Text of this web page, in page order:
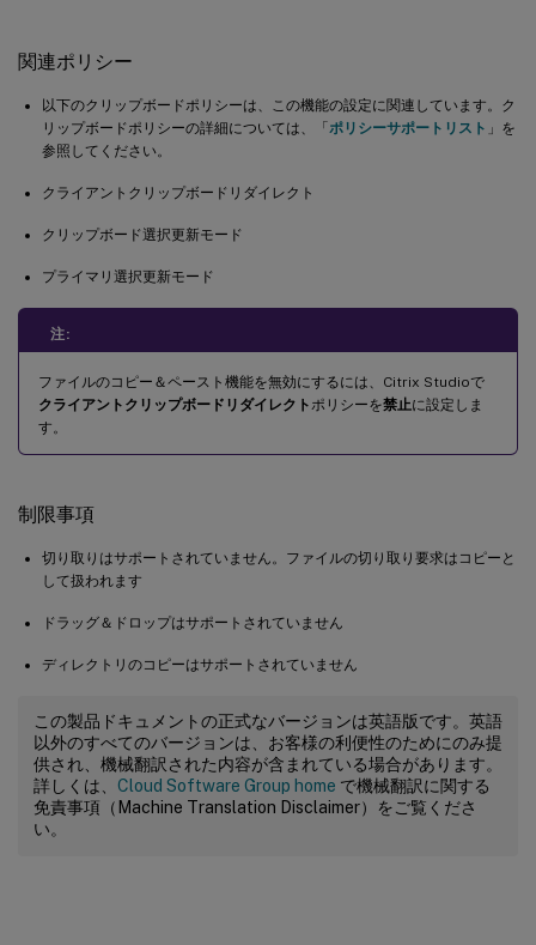
関連ポリシー
以下のクリップボードポリシーは、この機能の設定に関連しています。ク
リップボードポリシーの詳細については、「ポリシーサポートリスト 」を
参照してください。
クライアントクリップボードリダイレクト
クリップボード選択更新モード
プライマリ選択更新モード
注:
ファイルのコピー＆ペースト機能を無効にするには、Citrix Studioで
クライアントクリップボードリダイレクト ポリシーを禁止に設定しま
す。
制限事項
切り取りはサポートされていません。ファイルの切り取り要求はコピーと
して扱われます
ドラッグ＆ドロップはサポートされていません
ディレクトリのコピーはサポートされていません
この製品ドキュメントの正式なバージョンは英語版です。英語
以外のすべてのバージョンは、お客様の利便性のためにのみ提
供され、機械翻訳された内容が含まれている場合があります。
詳しくは、 Cloud Software Group home で機械翻訳に関する
免責事項（Machine Translation Disclaimer）をご覧くださ
い。